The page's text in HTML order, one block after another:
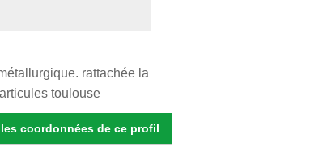
rattachée la
toulouse
coordonnées de ce profil